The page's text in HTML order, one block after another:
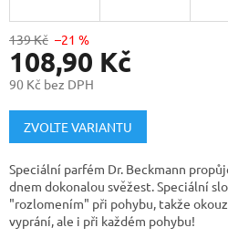
139 Kč –21 %
108,90 Kč
90 Kč bez DPH
Měrná
cena:
ZVOLTE VARIANTU
Speciální parfém Dr. Beckmann
dnem dokonalou svěžest. Speciální
"rozlomením" při pohybu, takže
vyprání, ale i při každém pohybu!